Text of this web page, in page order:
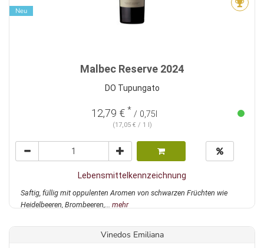
Neu
Malbec Reserve 2024
DO Tupungato
12,79 € * / 0,75l
(17,05 € / 1 l)
Lebensmittelkennzeichnung
Saftig, füllig mit oppulenten Aromen von schwarzen Früchten wie
Heidelbeeren, Brombeeren,... mehr
Vinedos Emiliana